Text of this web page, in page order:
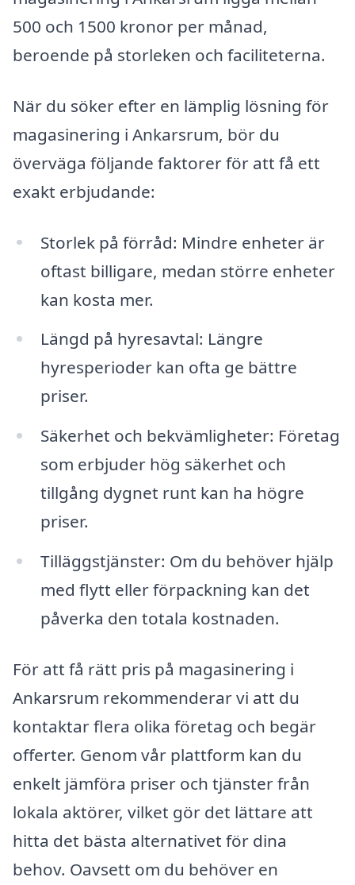
500 och 1500 kronor per månad,
beroende på storleken och faciliteterna.
När du söker efter en lämplig lösning för
magasinering i Ankarsrum, bör du
överväga följande faktorer för att få ett
exakt erbjudande:
Storlek på förråd: Mindre enheter är
oftast billigare, medan större enheter
kan kosta mer.
Längd på hyresavtal: Längre
hyresperioder kan ofta ge bättre
priser.
Säkerhet och bekvämligheter: Företag
som erbjuder hög säkerhet och
tillgång dygnet runt kan ha högre
priser.
Tilläggstjänster: Om du behöver hjälp
med flytt eller förpackning kan det
påverka den totala kostnaden.
För att få rätt pris på magasinering i
Ankarsrum rekommenderar vi att du
kontaktar flera olika företag och begär
offerter. Genom vår plattform kan du
enkelt jämföra priser och tjänster från
lokala aktörer, vilket gör det lättare att
hitta det bästa alternativet för dina
behov. Oavsett om du behöver en